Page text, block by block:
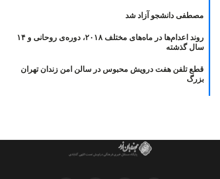
مصطفی دانشجو آزاد شد
روند اعدام‌ها در ماه‌های مختلف ۲۰۱۸، دوره‌ی روحانی و ۱۴
سال گذشته
قطع تلفن هفت درویش محبوس در سالن امن زندان تهران
بزرگ